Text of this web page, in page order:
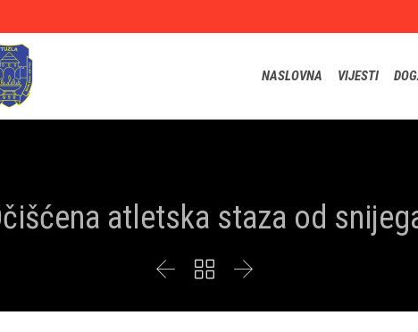
NASLOVNA VIJESTI
atletska staza od
  